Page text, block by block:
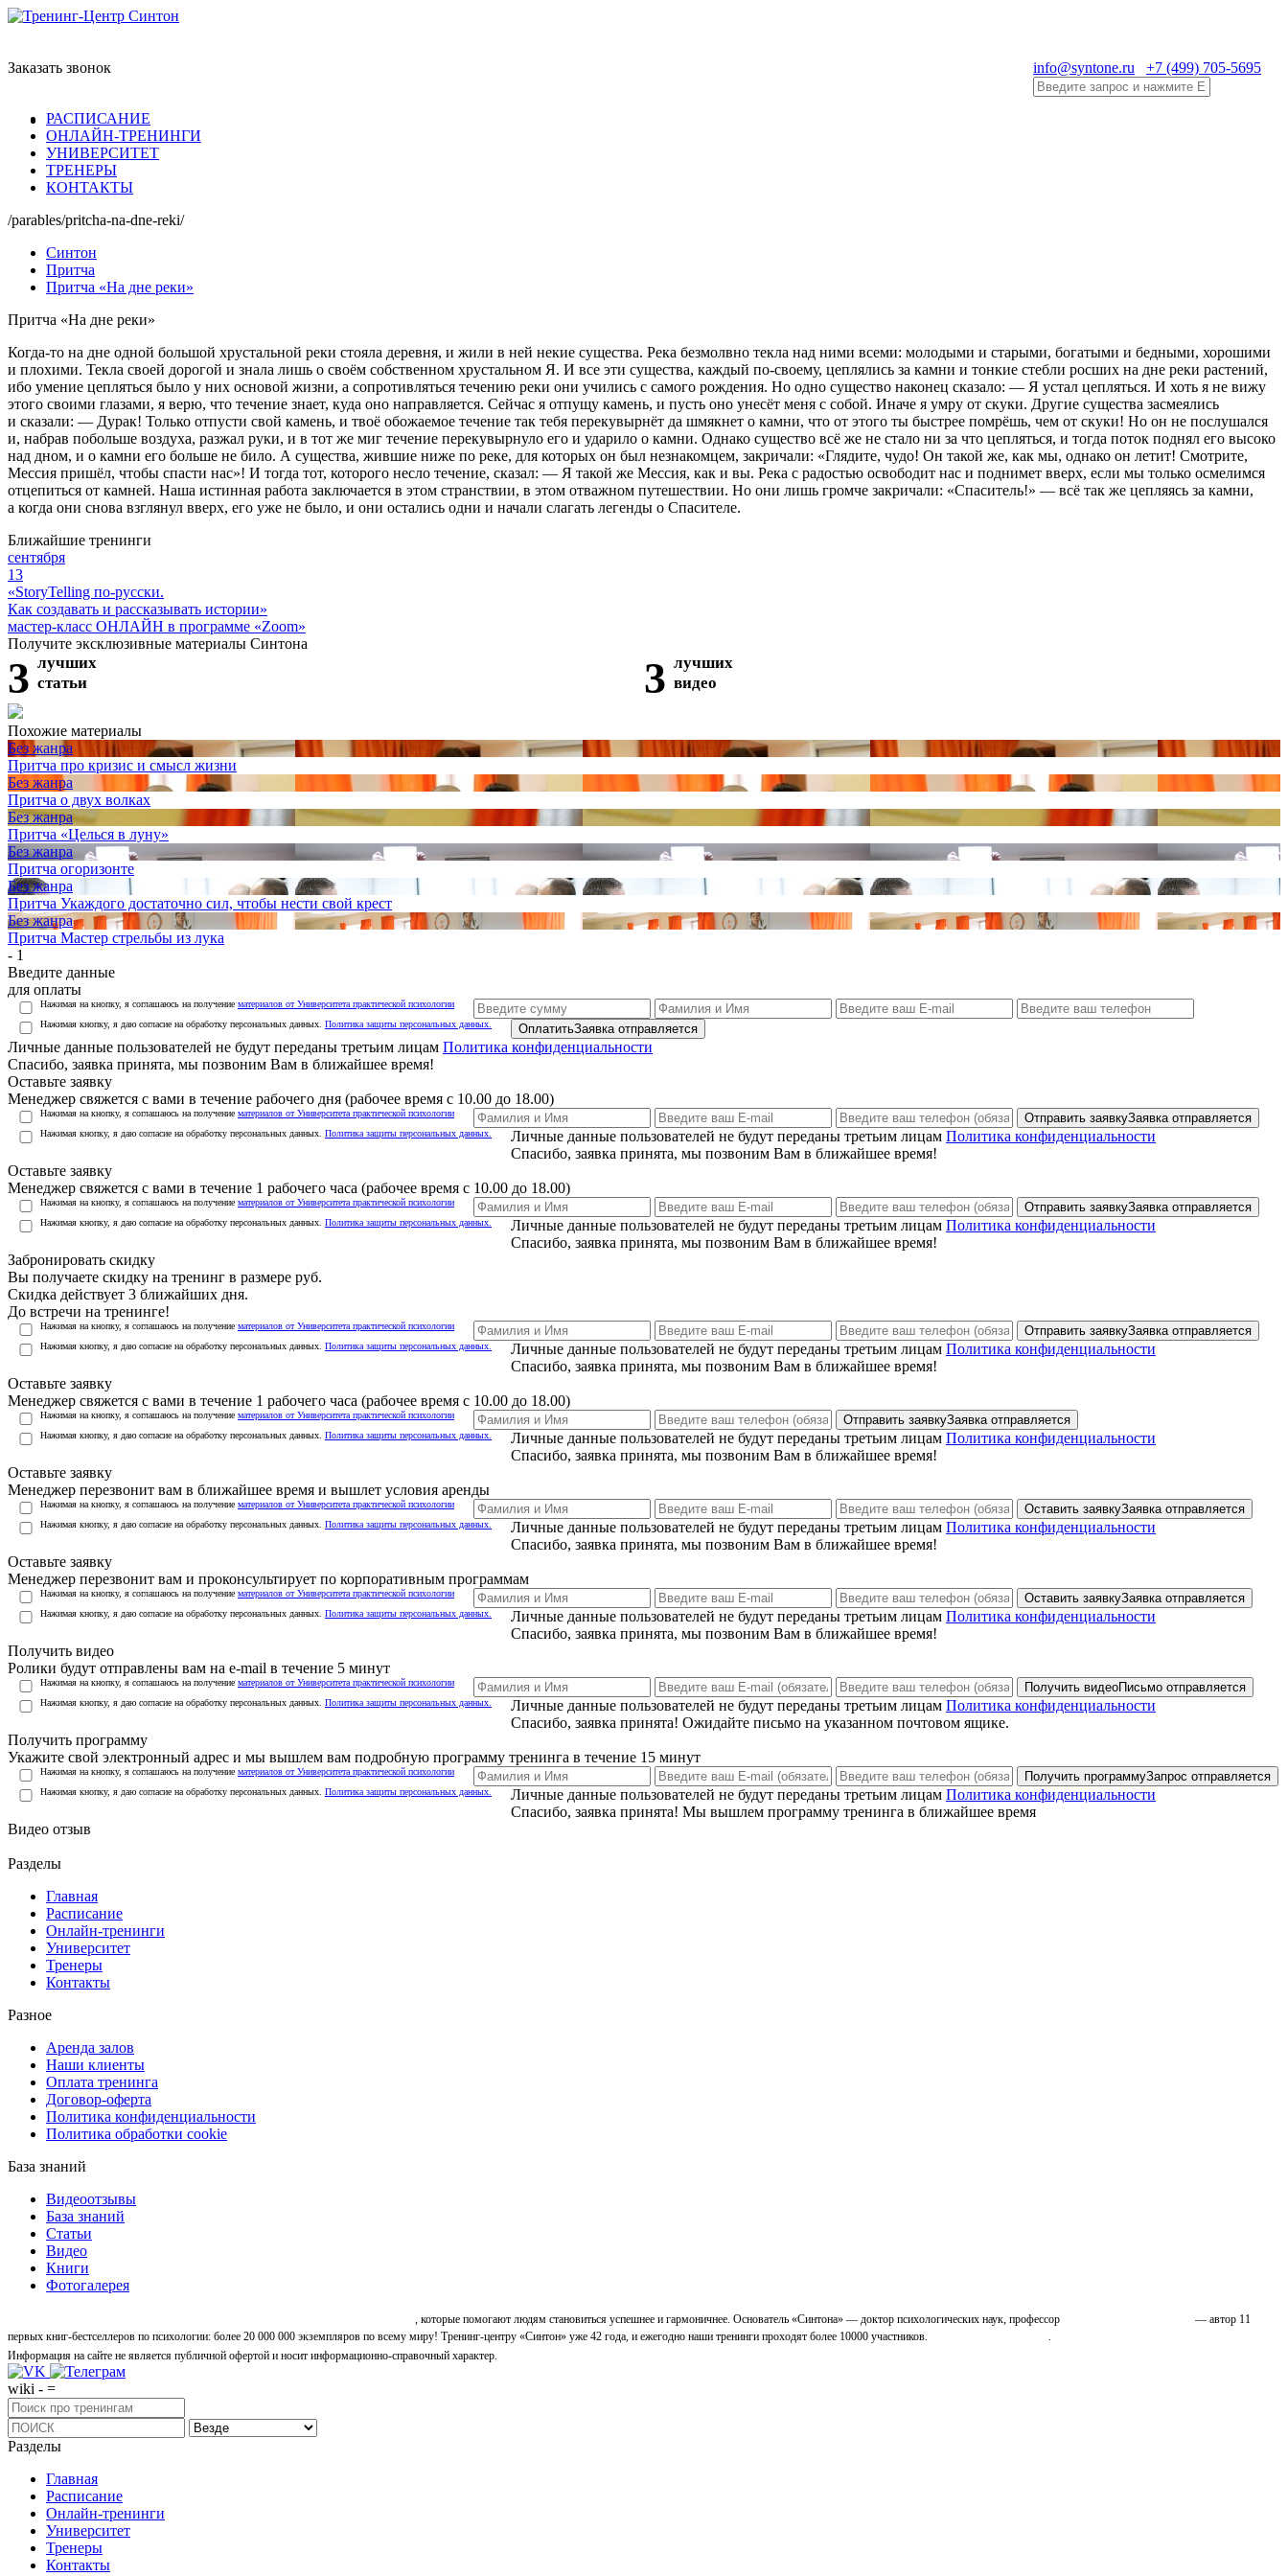
info@syntone.ru +7 (499) 705-5695
Заказать звонок
РАСПИСАНИЕ
ОНЛАЙН-ТРЕНИНГИ
УНИВЕРСИТЕТ
ТРЕНЕРЫ
КОНТАКТЫ
/parables/pritcha-na-dne-reki/
Синтон
Притча
Притча «На дне реки»
Притча «На дне реки»
Когда-то на дне одной большой хрустальной реки стояла деревня, и жили в ней некие существа. Река безмолвно текла над ними всеми: молодыми и старыми, богатыми и бедными, хорошими
и плохими. Текла своей дорогой и знала лишь о своём собственном хрустальном Я. И все эти существа, каждый по-своему, цеплялись за камни и тонкие стебли росших на дне реки растений,
ибо умение цепляться было у них основой жизни, а сопротивляться течению реки они учились с самого рождения. Но одно существо наконец сказало: — Я устал цепляться. И хоть я не вижу
этого своими глазами, я верю, что течение знает, куда оно направляется. Сейчас я отпущу камень, и пусть оно унесёт меня с собой. Иначе я умру от скуки. Другие существа засмеялись
и сказали: — Дурак! Только отпусти свой камень, и твоё обожаемое течение так тебя перекувырнёт да шмякнет о камни, что от этого ты быстрее помрёшь, чем от скуки! Но он не послушался
и, набрав побольше воздуха, разжал руки, и в тот же миг течение перекувырнуло его и ударило о камни. Однако существо всё же не стало ни за что цепляться, и тогда поток поднял его высоко
над дном, и о камни его больше не било. А существа, жившие ниже по реке, для которых он был незнакомцем, закричали: «Глядите, чудо! Он такой же, как мы, однако он летит! Смотрите,
Мессия пришёл, чтобы спасти нас»! И тогда тот, которого несло течение, сказал: — Я такой же Мессия, как и вы. Река с радостью освободит нас и поднимет вверх, если мы только осмелимся
отцепиться от камней. Наша истинная работа заключается в этом странствии, в этом отважном путешествии. Но они лишь громче закричали: «Спаситель!» — всё так же цепляясь за камни,
а когда они снова взглянул вверх, его уже не было, и они остались одни и начали слагать легенды о Спасителе.
Ближайшие тренинги
сентября
13
«StoryTelling по-русски.
Как создавать и рассказывать истории»
мастер-класс ОНЛАЙН в программе «Zoom»
Получите эксклюзивные материалы Синтона
3 лучших
статьи
3 лучших
видео
Похожие материалы
Без жанра
Притча про кризис и смысл жизни
Без жанра
Притча о двух волках
Без жанра
Притча «Целься в луну»
Без жанра
Притча огоризонте
Без жанра
Притча Укаждого достаточно сил, чтобы нести свой крест
Без жанра
Притча Мастер стрельбы из лука
- 1
Введите данные
для оплаты
Нажимая на кнопку, я соглашаюсь на получение материалов от Университета практической психологии
Нажимая кнопку, я даю согласие на обработку персональных данных. Политика защиты персональных данных. ОплатитьЗаявка отправляется
Личные данные пользователей не будут переданы третьим лицам Политика конфиденциальности
Спасибо, заявка принята, мы позвоним Вам в ближайшее время!
Оставьте заявку
Менеджер свяжется с вами в течение рабочего дня (рабочее время с 10.00 до 18.00)
Нажимая на кнопку, я соглашаюсь на получение материалов от Университета практической психологии
Нажимая кнопку, я даю согласие на обработку персональных данных. Политика защиты персональных данных.
Отправить заявкуЗаявка отправляется
Личные данные пользователей не будут переданы третьим лицам Политика конфиденциальности
Спасибо, заявка принята, мы позвоним Вам в ближайшее время!
Оставьте заявку
Менеджер свяжется с вами в течение 1 рабочего часа (рабочее время с 10.00 до 18.00)
Нажимая на кнопку, я соглашаюсь на получение материалов от Университета практической психологии
Нажимая кнопку, я даю согласие на обработку персональных данных. Политика защиты персональных данных.
Отправить заявкуЗаявка отправляется
Личные данные пользователей не будут переданы третьим лицам Политика конфиденциальности
Спасибо, заявка принята, мы позвоним Вам в ближайшее время!
Забронировать скидку
Вы получаете скидку на тренинг в размере руб.
Скидка действует 3 ближайших дня.
До встречи на тренинге!
Нажимая на кнопку, я соглашаюсь на получение материалов от Университета практической психологии
Нажимая кнопку, я даю согласие на обработку персональных данных. Политика защиты персональных данных.
Отправить заявкуЗаявка отправляется
Личные данные пользователей не будут переданы третьим лицам Политика конфиденциальности
Спасибо, заявка принята, мы позвоним Вам в ближайшее время!
Оставьте заявку
Менеджер свяжется с вами в течение 1 рабочего часа (рабочее время с 10.00 до 18.00)
Нажимая на кнопку, я соглашаюсь на получение материалов от Университета практической психологии
Нажимая кнопку, я даю согласие на обработку персональных данных. Политика защиты персональных данных.
Отправить заявкуЗаявка отправляется
Личные данные пользователей не будут переданы третьим лицам Политика конфиденциальности
Спасибо, заявка принята, мы позвоним Вам в ближайшее время!
Оставьте заявку
Менеджер перезвонит вам в ближайшее время и вышлет условия аренды
Нажимая на кнопку, я соглашаюсь на получение материалов от Университета практической психологии
Нажимая кнопку, я даю согласие на обработку персональных данных. Политика защиты персональных данных.
Оставить заявкуЗаявка отправляется
Личные данные пользователей не будут переданы третьим лицам Политика конфиденциальности
Спасибо, заявка принята, мы позвоним Вам в ближайшее время!
Оставьте заявку
Менеджер перезвонит вам и проконсультирует по корпоративным программам
Нажимая на кнопку, я соглашаюсь на получение материалов от Университета практической психологии
Нажимая кнопку, я даю согласие на обработку персональных данных. Политика защиты персональных данных.
Оставить заявкуЗаявка отправляется
Личные данные пользователей не будут переданы третьим лицам Политика конфиденциальности
Спасибо, заявка принята, мы позвоним Вам в ближайшее время!
Получить видео
Ролики будут отправлены вам на e-mail в течение 5 минут
Нажимая на кнопку, я соглашаюсь на получение материалов от Университета практической психологии
Нажимая кнопку, я даю согласие на обработку персональных данных. Политика защиты персональных данных.
Получить видеоПисьмо отправляется
Личные данные пользователей не будут переданы третьим лицам Политика конфиденциальности
Спасибо, заявка принята! Ожидайте письмо на указанном почтовом ящике.
Получить программу
Укажите свой электронный адрес и мы вышлем вам подробную программу тренинга в течение 15 минут
Нажимая на кнопку, я соглашаюсь на получение материалов от Университета практической психологии
Нажимая кнопку, я даю согласие на обработку персональных данных. Политика защиты персональных данных.
Получить программуЗапрос отправляется
Личные данные пользователей не будут переданы третьим лицам Политика конфиденциальности
Спасибо, заявка принята! Мы вышлем программу тренинга в ближайшее время
Видео отзыв
Разделы
Главная
Расписание
Онлайн-тренинги
Университет
Тренеры
Контакты
Разное
Аренда залов
Наши клиенты
Оплата тренинга
Договор-оферта
Политика конфиденциальности
Политика обработки cookie
База знаний
Видеоотзывы
База знаний
Статьи
Видео
Книги
Фотогалерея
, которые помогают людям становиться успешнее и гармоничнее. Основатель «Синтона» — доктор психологических наук, профессор
— автор 11
первых книг-бестселлеров по психологии: более 20 000 000 экземпляров по всему миру! Тренинг-центру «Синтон» уже 42 года, и ежегодно наши тренинги проходят более 10000 участников.
.
Информация на сайте не является публичной офертой и носит информационно-справочный характер.
wiki - =
Разделы
Главная
Расписание
Онлайн-тренинги
Университет
Тренеры
Контакты